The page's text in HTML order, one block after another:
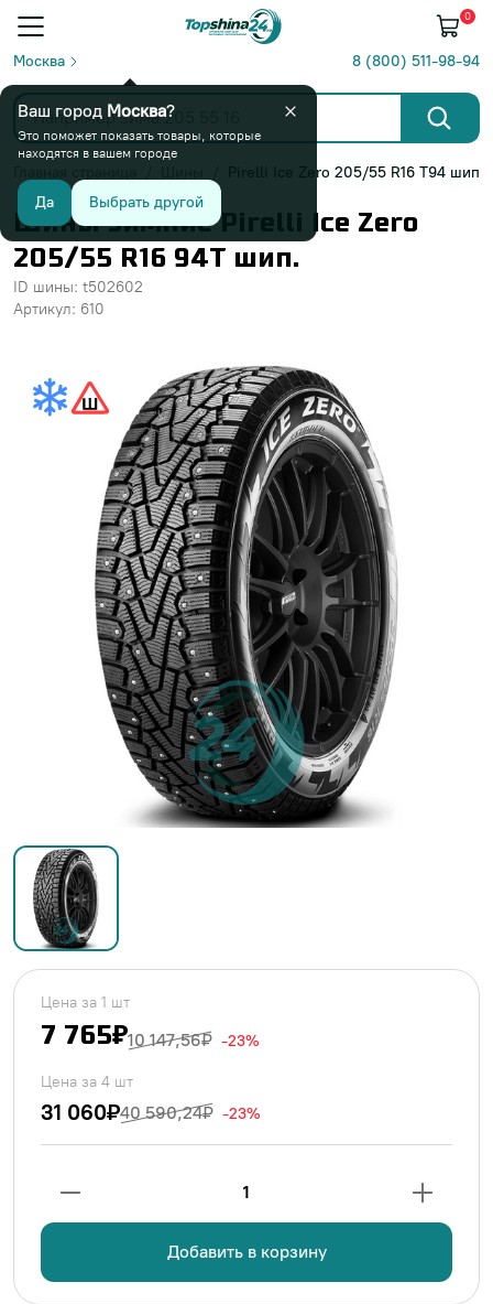
0
Москва 8 (800) 511-98-94
Pirelli Ice Zero 205/55 R16 T94 шип
Шины зимние Pirelli Ice Zero
205/55 R16 94T шип.
ID шины: t502602
Артикул: 610
Цена за 1 шт
7 765₽10 147,56₽ -23%
Цена за 4 шт
31 060₽40 590,24₽ -23%
1
Добавить в корзину
Ваш город Москва?
Это поможет показать товары, которые
находятся в вашем городе
Да Выбрать другой